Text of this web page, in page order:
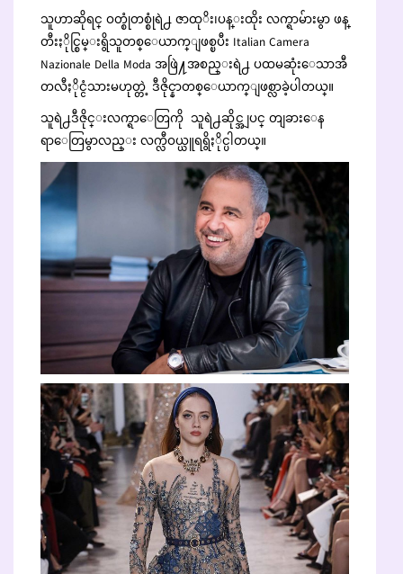
သူဟာဆိုရင္ ဝတ္စုံတစ္စုံရဲ႕ ဇာထုိး၊ပန္းထိုး လက္ရာမ်ားမွာ ဖန္
တီးႏိုင္စြမ္းရွိသူတစ္ေယာက္ျဖစ္ၿပီး Italian Camera
Nazionale Della Moda အဖြဲ႔အစည္းရဲ႕ ပထမဆုံးေသာအီ
တလီႏိုင္ငံသားမဟုတ္တဲ့ ဒီဇိုင္နာတစ္ေယာက္ျဖစ္လာခဲ့ပါတယ္။
သူရဲ႕ဒီဇိုင္းလက္ရာေတြကို သူရဲ႕ဆိုင္အျပင္ တျခားေန
ရာေတြမွာလည္း လက္လီဝယ္ယူရရွိႏိုင္ပါတယ္။